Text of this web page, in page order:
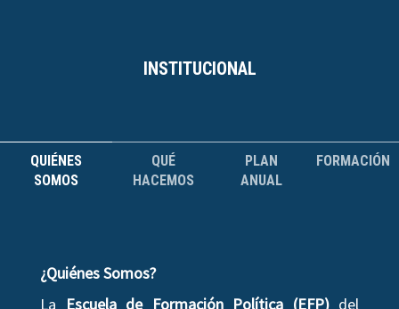
INSTITUCIONAL
QUIÉNES
SOMOS
QUÉ
HACEMOS
PLAN
ANUAL
FORMACIÓN
¿Quiénes Somos?
La
Escuela de Formación Política (EFP)del